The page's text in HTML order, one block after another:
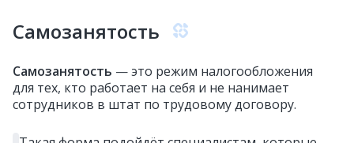
Самозанятость
Самозанятость — это режим налогообложения
для тех, кто работает на себя и не нанимает
сотрудников в штат по трудовому договору.